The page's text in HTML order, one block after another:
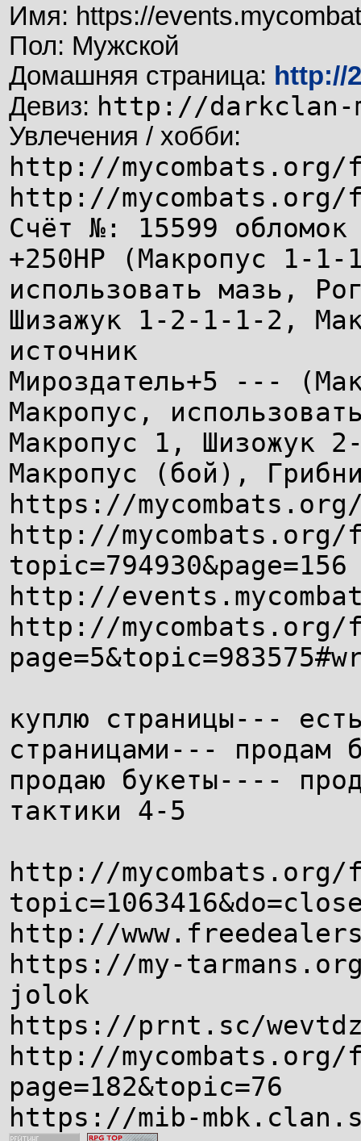
Имя: https://
Пол: Мужской
Домашняя страница: http://
Девиз: http://darkclan-
Увлечения / хобби:
http://mycombats.org/
http://mycombats.org/
Счёт №: 15599 обломок
+250НР (Макропус 1-
использовать мазь,
Шизажук 1-2-1-1-2,
источник
Мироздатель+5 ---
Макропус,
Макропус 1, Шизожук
Макропус (бой),
https://
http://mycombats.org/
topic=794930&page=156
http://
http://mycombats.org/
куплю страницы---
страницами--- продам
продаю букеты----
тактики 4-5
http://mycombats.org/
http://
https://my-
jolok
https://prnt.sc/
http://mycombats.org/
page=182&topic=76
https://mib-